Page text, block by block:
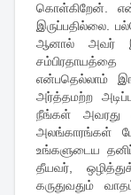
கொள்கிறேன்.
இருப்பதில்லை.
ஆனால் அவர்
சம்பிரதாயத்தை
என்பதெல்லாம்
அர்த்தமற்ற
நீங்கள் அவரது
அலங்காரங்கள்
உங்களுடைய
தீயவர்,
கருதுவதும்